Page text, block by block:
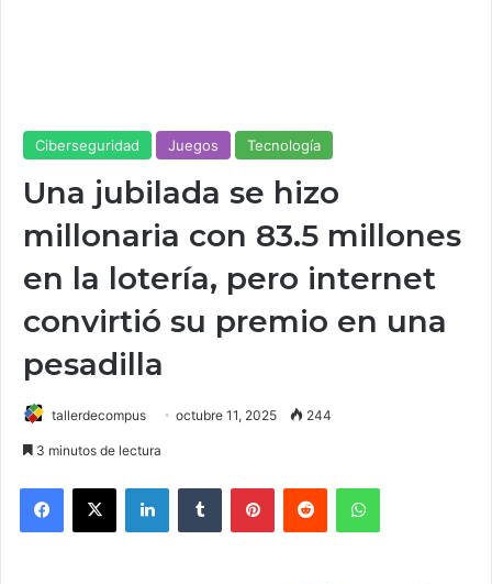
Ciberseguridad Juegos Tecnología
Una jubilada se hizo
millonaria con 83.5 millones
en la lotería, pero internet
convirtió su premio en una
pesadilla
tallerdecompus octubre 11, 2025 244
3 minutos de lectura